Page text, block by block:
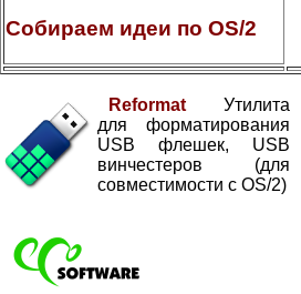
Собираем идеи по OS/2
Reformat Утилита
для форматирования
USB флешек, USB
винчестеров (для
совместимости с OS/2)